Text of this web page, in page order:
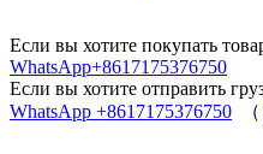
Если вы хотите покупать
WhatsApp+8617175376750
Если вы хотите отправить
WhatsApp +8617175376750 （